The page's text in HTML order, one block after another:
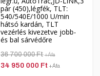
pár (450),légfék, TLT:
540/540E/1000 U/min
hátsó kardán, TLT
vezérlés kivezetve jobb-
és bal sárvédőre
36 700 000 Ft+Áfa
34 950 000 Ft +Áfa